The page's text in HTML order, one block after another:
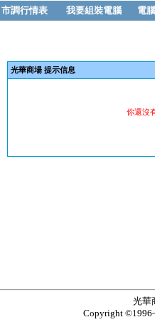
市調行情表 我要組裝電腦 電
光華商場 提示信息
你還沒
光華
Copyright